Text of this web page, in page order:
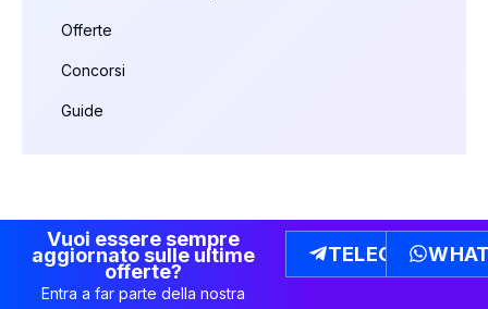
Offerte
Concorsi
Guide
Vuoi essere sempre
aggiornato sulle ultime
offerte?
Entra a far parte della nostra
TELEGRAM